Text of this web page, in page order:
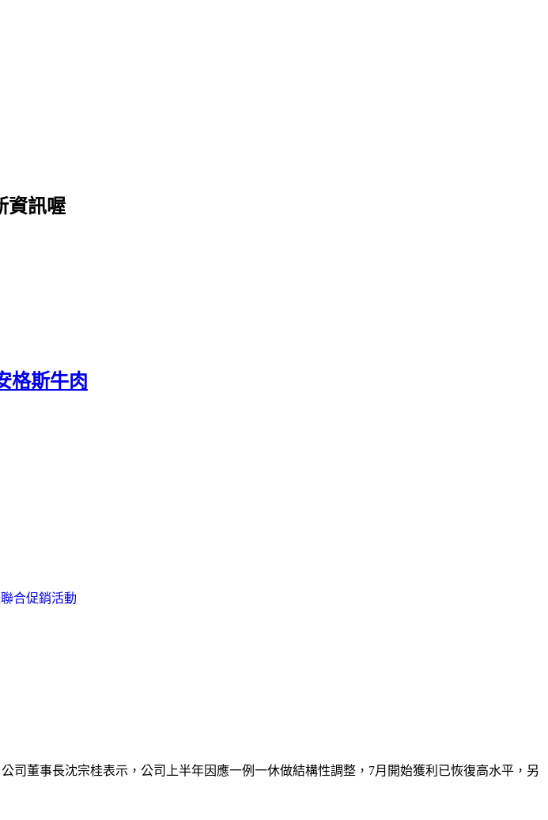
資訊喔
格斯牛肉
合促銷活動
司董事長沈宗桂表示，公司上半年因應一例一休做結構性調整，7月開始獲利已恢復高水平，另